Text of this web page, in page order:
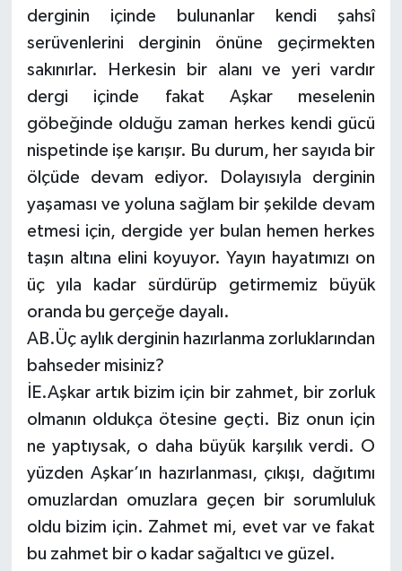
derginin içinde bulunanlar kendi şahsî
serüvenlerini derginin önüne geçirmekten
sakınırlar. Herkesin bir alanı ve yeri vardır
dergi içinde fakat Aşkar meselenin
göbeğinde olduğu zaman herkes kendi gücü
nispetinde işe karışır. Bu durum, her sayıda bir
ölçüde devam ediyor. Dolayısıyla derginin
yaşaması ve yoluna sağlam bir şekilde devam
etmesi için, dergide yer bulan hemen herkes
taşın altına elini koyuyor. Yayın hayatımızı on
üç yıla kadar sürdürüp getirmemiz büyük
oranda bu gerçeğe dayalı.
AB.Üç aylık derginin hazırlanma zorluklarından
bahseder misiniz?
İE.Aşkar artık bizim için bir zahmet, bir zorluk
olmanın oldukça ötesine geçti. Biz onun için
ne yaptıysak, o daha büyük karşılık verdi. O
yüzden Aşkar’ın hazırlanması, çıkışı, dağıtımı
omuzlardan omuzlara geçen bir sorumluluk
oldu bizim için. Zahmet mi, evet var ve fakat
bu zahmet bir o kadar sağaltıcı ve güzel.